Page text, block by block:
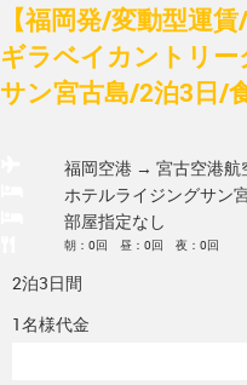
【福岡発/変動型運
ギラベイカントリ
サン宮古島/2泊3日/
福岡空港 → 宮古空港航
ホテルライジングサン
部屋指定なし
朝：0回 昼：0回 夜：0回
2泊3日間
1名様代金